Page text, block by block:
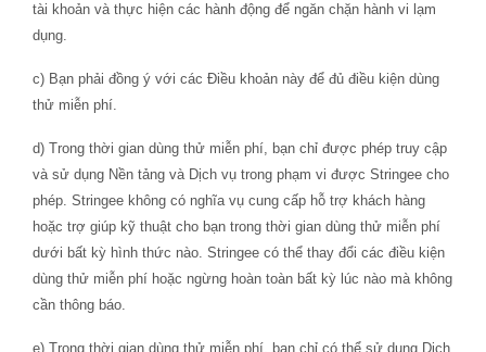
tài khoản và thực hiện các hành động để ngăn chặn hành vi lạm
dụng.
c) Bạn phải đồng ý với các Điều khoản này để đủ điều kiện dùng
thử miễn phí.
d) Trong thời gian dùng thử miễn phí, bạn chỉ được phép truy cập
và sử dụng Nền tảng và Dịch vụ trong phạm vi được Stringee cho
phép. Stringee không có nghĩa vụ cung cấp hỗ trợ khách hàng
hoặc trợ giúp kỹ thuật cho bạn trong thời gian dùng thử miễn phí
dưới bất kỳ hình thức nào. Stringee có thể thay đổi các điều kiện
dùng thử miễn phí hoặc ngừng hoàn toàn bất kỳ lúc nào mà không
cần thông báo.
e) Trong thời gian dùng thử miễn phí, bạn chỉ có thể sử dụng Dịch